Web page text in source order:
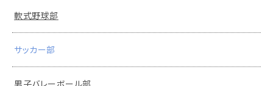
軟式野球部
サッカー部